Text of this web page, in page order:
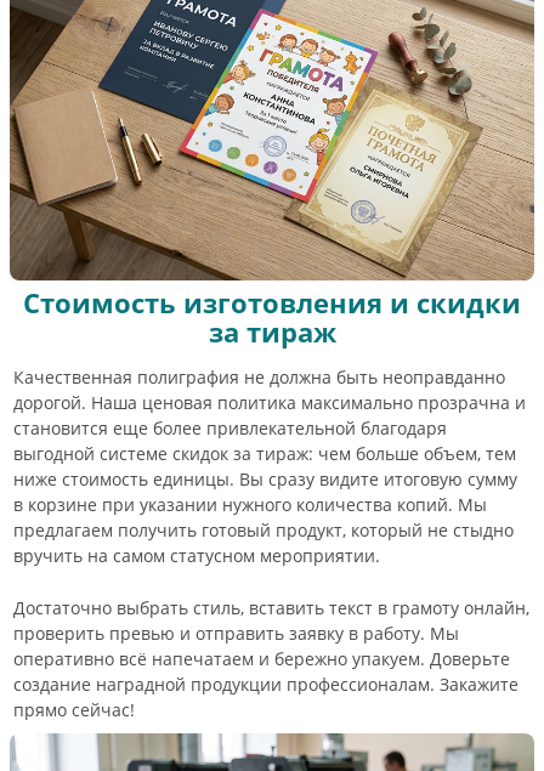
Стоимость изготовления и скидки
за тираж
Качественная полиграфия не должна быть неоправданно
дорогой. Наша ценовая политика максимально прозрачна и
становится еще более привлекательной благодаря
выгодной системе скидок за тираж: чем больше объем, тем
ниже стоимость единицы. Вы сразу видите итоговую сумму
в корзине при указании нужного количества копий. Мы
предлагаем получить готовый продукт, который не стыдно
вручить на самом статусном мероприятии.
Достаточно выбрать стиль, вставить текст в грамоту онлайн,
проверить превью и отправить заявку в работу. Мы
оперативно всё напечатаем и бережно упакуем. Доверьте
создание наградной продукции профессионалам. Закажите
прямо сейчас!